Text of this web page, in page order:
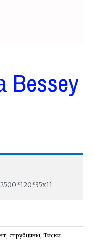
, струбцины, Тиски